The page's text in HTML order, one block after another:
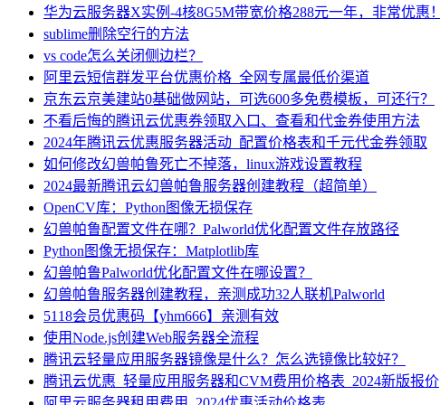
华为云服务器X实例-4核8G5M带宽价格288元一年，非常优惠！
sublime删除空行的方法
vs code怎么关闭侧边栏？
阿里云短信群发平台优惠价格_全网专属最低价渠道
京东云京美建站0基础做网站，可选600多免费模板，可还行？
不看后悔的腾讯云优惠券领取入口、查看和代金券使用方法
2024年腾讯云优惠服务器活动_配置价格表和千元代金券领取
如何修改幻兽帕鲁死亡不掉落，linux游戏设置教程
2024最新腾讯云幻兽帕鲁服务器创建教程（超简单）
OpenCV库：Python图像无损保存
幻兽帕鲁配置文件在哪？Palworld优化配置文件存放路径
Python图像无损保存：Matplotlib库
幻兽帕鲁Palworld优化配置文件在哪设置？
幻兽帕鲁服务器创建教程，亲测成功32人联机Palworld
5118会员优惠码【yhm666】亲测有效
使用Node.js创建Web服务器全流程
腾讯云轻量应用服务器镜像是什么？怎么选镜像比较好？
腾讯云优惠_轻量应用服务器和CVM费用价格表_2024新版报价